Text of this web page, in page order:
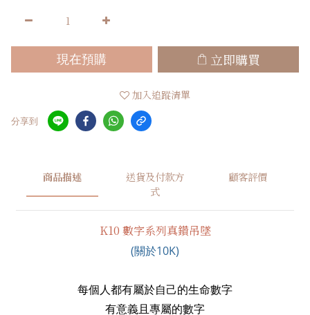
現在預購 立即購買
加入追蹤清單
分享到
商品描述
送貨及付款方
式
顧客評價
K10 數字系列真鑽吊墜
(關於10K)
每個人都有屬於自己的生命數字
有意義且專屬的數字